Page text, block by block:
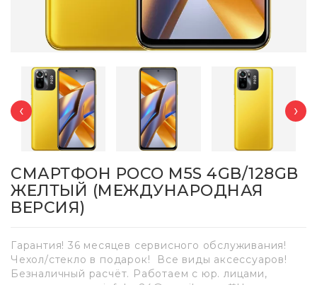
‹ ›
СМАРТФОН POCO M5S 4GB/128GB
ЖЕЛТЫЙ (МЕЖДУНАРОДНАЯ
ВЕРСИЯ)
Гарантия! 36 месяцев сервисного обслуживания!
Чехол/стекло в подарок! Все виды аксессуаров!
Безналичный расчёт. Работаем с юр. лицами,